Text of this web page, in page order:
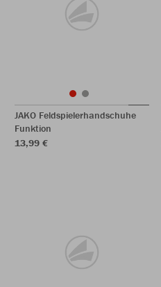
JAKO Feldspielerhandschuhe
Funktion
13,99 €